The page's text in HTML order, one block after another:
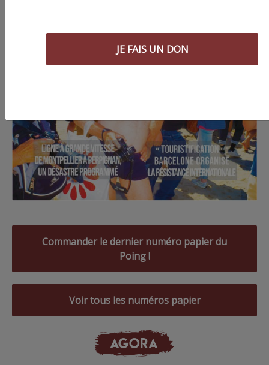
Commander le dernier numéro papier du
Poing !
Voir tous les numéros papier
AGORA
JE FAIS UN DON